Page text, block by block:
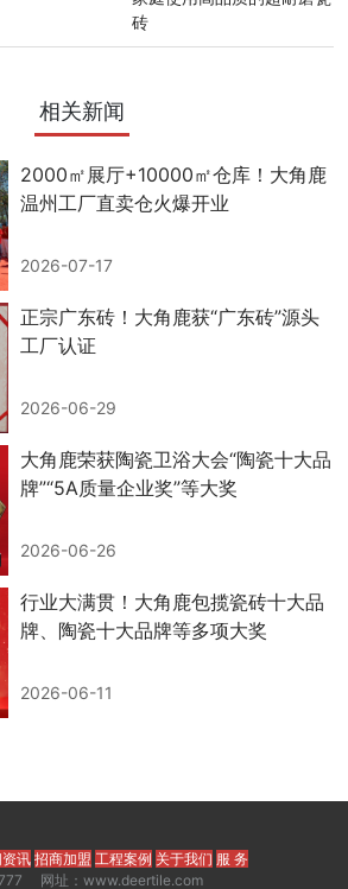
砖
相关新闻
2000㎡展厅+10000㎡仓库！大角鹿
温州工厂直卖仓火爆开业
2026-07-17
正宗广东砖！大角鹿获“广东砖”源头
工厂认证
2026-06-29
大角鹿荣获陶瓷卫浴大会“陶瓷十大品
牌”“5A质量企业奖”等大奖
2026-06-26
行业大满贯！大角鹿包揽瓷砖十大品
牌、陶瓷十大品牌等多项大奖
2026-06-11
讯 招商加盟 工程案例 关于我们 服 务
网址：www.deertile.com